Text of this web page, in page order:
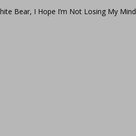
Bear, I Hope I’m Not Losing My Mind